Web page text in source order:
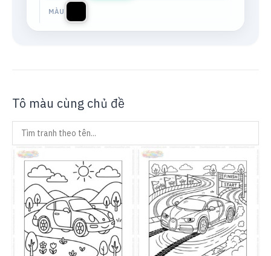
MÀU
Tô màu cùng chủ đề